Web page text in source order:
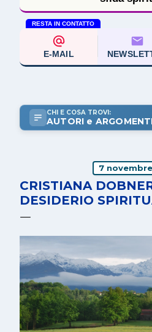
RESTA IN CONTATTO
E-MAIL
CHI E COSA TROVI:
AUTORI e
7
CRISTIANA
DESIDERIO